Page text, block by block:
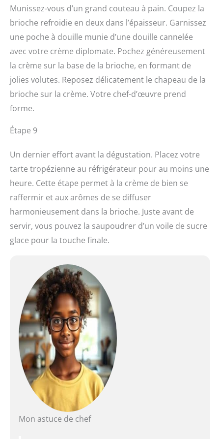
Munissez-vous d’un grand couteau à pain. Coupez la
brioche refroidie en deux dans l’épaisseur. Garnissez
une poche à douille munie d’une douille cannelée
avec votre crème diplomate. Pochez généreusement
la crème sur la base de la brioche, en formant de
jolies volutes. Reposez délicatement le chapeau de la
brioche sur la crème. Votre chef-d’œuvre prend
forme.
Étape 9
Un dernier effort avant la dégustation. Placez votre
tarte tropézienne au réfrigérateur pour au moins une
heure. Cette étape permet à la crème de bien se
raffermir et aux arômes de se diffuser
harmonieusement dans la brioche. Juste avant de
servir, vous pouvez la saupoudrer d’un voile de sucre
glace pour la touche finale.
Mon astuce de chef